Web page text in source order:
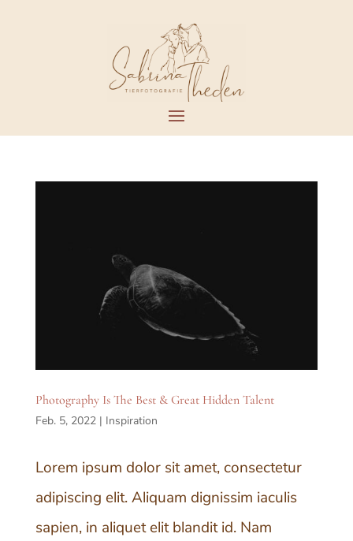
Photography Is The Best & Great Hidden Talent
Feb. 5, 2022| Inspiration
Lorem ipsum dolor sit amet, consectetur
adipiscing elit. Aliquam dignissim iaculis
sapien, in aliquet elit blandit id. Nam